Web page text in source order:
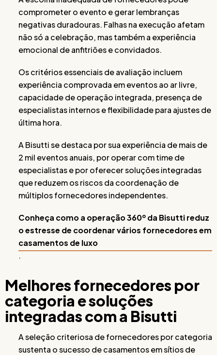
comprometer o evento e gerar lembranças
negativas duradouras. Falhas na execução afetam
não só a celebração, mas também a experiência
emocional de anfitriões e convidados.
Os critérios essenciais de avaliação incluem
experiência comprovada em eventos ao ar livre,
capacidade de operação integrada, presença de
especialistas internos e flexibilidade para ajustes de
última hora.
A Bisutti se destaca por sua experiência de mais de
2 mil eventos anuais, por operar com time de
especialistas e por oferecer soluções integradas
que reduzem os riscos da coordenação de
múltiplos fornecedores independentes.
Conheça como a operação 360º da Bisutti reduz
o estresse de coordenar vários fornecedores em
casamentos de luxo
.
Melhores fornecedores por
categoria e soluções
integradas com a Bisutti
A seleção criteriosa de fornecedores por categoria
sustenta o sucesso de casamentos em sítios de